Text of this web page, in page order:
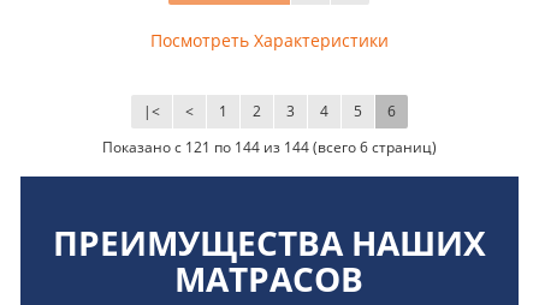
Посмотреть Характеристики
|< < 1 2 3 4 5 6
Показано с 121 по 144 из 144 (всего 6 страниц)
ПРЕИМУЩЕСТВА НАШИХ
МАТРАСОВ